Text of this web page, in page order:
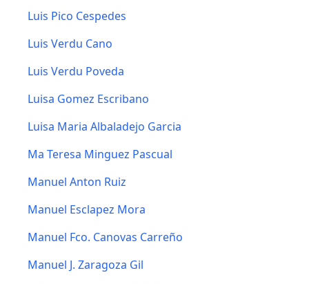
Luis Pico Cespedes
Luis Verdu Cano
Luis Verdu Poveda
Luisa Gomez Escribano
Luisa Maria Albaladejo Garcia
Ma Teresa Minguez Pascual
Manuel Anton Ruiz
Manuel Esclapez Mora
Manuel Fco. Canovas Carreño
Manuel J. Zaragoza Gil